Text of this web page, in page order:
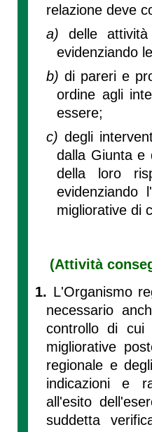
relazione deve
a) delle
evidenziando
b) di pareri e
ordine agli
essere;
c) degli
dalla Giunta e
della loro
evidenziando
migliorative di
(Attività
1. L'Organismo
necessario
controllo di cui
migliorative
regionale e
indicazioni e
all'esito
suddetta